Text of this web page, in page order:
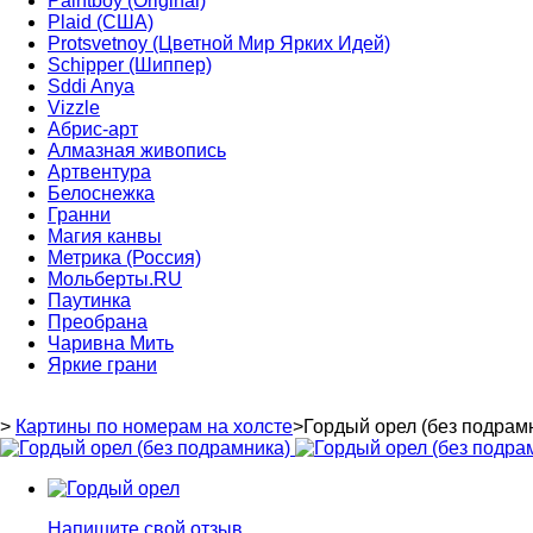
Plaid (США)
Protsvetnoy (Цветной Мир Ярких Идей)
Schipper (Шиппер)
Sddi Anya
Vizzle
Абрис-арт
Алмазная живопись
Артвентура
Белоснежка
Гранни
Магия канвы
Метрика (Россия)
Мольберты.RU
Паутинка
Преобрана
Чаривна Мить
Яркие грани
> Картины по номерам на холсте>Гордый орел (без